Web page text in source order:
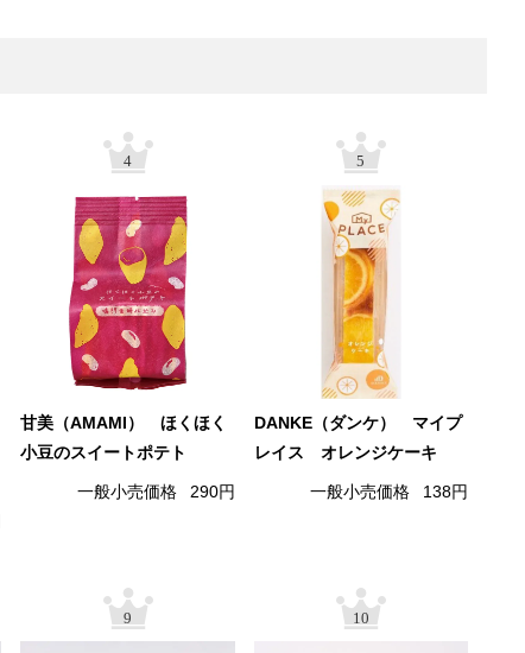
4
甘美（AMAMI） ほくほく
小豆のスイートポテト
一般小売価格 290円
5
DANKE（ダンケ） マイプ
レイス オレンジケーキ
一般小売価格 138円
9 10